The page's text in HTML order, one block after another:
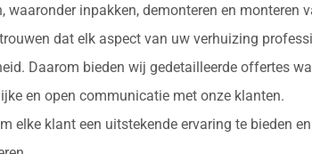
inpakken, demonteren en monteren
dat elk aspect van uw verhuizing
Daarom bieden wij gedetailleerde offertes
en open communicatie met onze klanten.
elke klant een uitstekende ervaring te bieden